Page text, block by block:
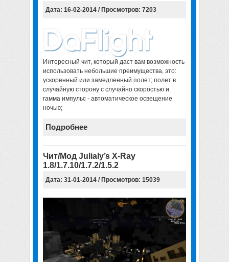
Дата: 16-02-2014 / Просмотров: 7203
Интересный чит, который даст вам возможность
использовать небольшие преимущества, это:
ускоренный или замедленный полет; полет в
случайную сторону с случайно скоростью и
гамма импульс - автоматическое освещение
ночью;
Подробнее
Чит/Мод Julialy’s X-Ray
1.8/1.7.10/1.7.2/1.5.2
Дата: 31-01-2014 / Просмотров: 15039